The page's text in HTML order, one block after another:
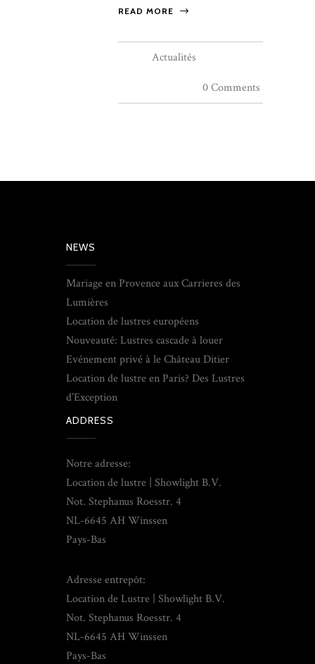
READ MORE
Actualités
0 Comments
NEWS
Mariage en Provence aux Carrieres des
Lumières
Location de lustres européens
Nouveauté: Lustres cascade à louer
Evénement privé à le Château Ditier
Location de lustre en Paris? Des Lustres
d’Exception
ADDRESS
Notre adresse:
Location de lustre | Showlight B.V.
Not. Stephanus Roesstr. 4
NL-6645 AH Winssen
Pays-Bas
Adresse entrepôt:
Location de Lustre | Showlight B.V.
Not. Stephanus Roesstr. 4
NL-6645 AH Winssen
Pays-Bas